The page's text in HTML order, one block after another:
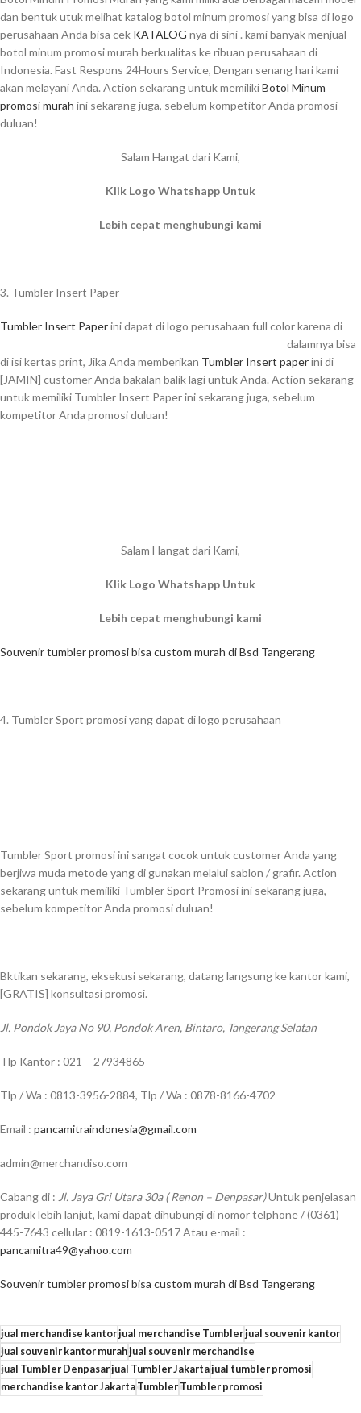
dan bentuk utuk melihat katalog botol minum promosi yang bisa di logo
perusahaan Anda bisa cek KATALOG nya di sini . kami banyak menjual
botol minum promosi murah berkualitas ke ribuan perusahaan di
Indonesia. Fast Respons 24Hours Service, Dengan senang hari kami
akan melayani Anda. Action sekarang untuk memilikiBotol Minum
promosi murah ini sekarang juga, sebelum kompetitor Anda promosi
duluan!
Salam Hangat dari Kami,
Klik Logo Whatshapp Untuk
Lebih cepat menghubungi kami
3. Tumbler Insert Paper
Tumbler Insert Paperini dapat di logo perusahaan full color karena di
dalamnya bisa
di isi kertas print, Jika Anda memberikan Tumbler Insert paperini di
[JAMIN] customer Anda bakalan balik lagi untuk Anda. Action sekarang
untuk memiliki Tumbler Insert Paper ini sekarang juga, sebelum
kompetitor Anda promosi duluan!
Salam Hangat dari Kami,
Klik Logo Whatshapp Untuk
Lebih cepat menghubungi kami
Souvenir tumbler promosi bisa custom murah di Bsd Tangerang
4. Tumbler Sport promosi yang dapat di logo perusahaan
Tumbler Sport promosi ini sangat cocok untuk customer Anda yang
berjiwa muda metode yang di gunakan melalui sablon / grafir. Action
sekarang untuk memiliki Tumbler Sport Promosi ini sekarang juga,
sebelum kompetitor Anda promosi duluan!
Bktikan sekarang, eksekusi sekarang, datang langsung ke kantor kami,
[GRATIS] konsultasi promosi.
Jl. Pondok Jaya No 90, Pondok Aren, Bintaro, Tangerang Selatan
Tlp Kantor : 021 – 27934865
Tlp / Wa : 0813-3956-2884, Tlp / Wa : 0878-8166-4702
Email : pancamitraindonesia@gmail.com
admin@merchandiso.com
Cabang di : Jl. Jaya Gri Utara 30a ( Renon – Denpasar)Untuk penjelasan
produk lebih lanjut, kami dapat dihubungi di nomor telphone / (0361)
445-7643 cellular : 0819-1613-0517 Atau e-mail :
pancamitra49@yahoo.com
Souvenir tumbler promosi bisa custom murah di Bsd Tangerang
jual merchandise kantorjual merchandise Tumblerjual souvenir kantor
jual souvenir kantor murahjual souvenir merchandise
jual Tumbler Denpasarjual Tumbler Jakartajual tumbler promosi
merchandise kantor JakartaTumblerTumbler promosi